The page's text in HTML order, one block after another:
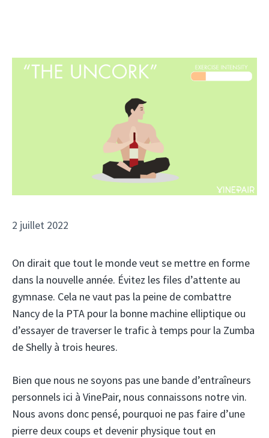
2 juillet 2022
On dirait que tout le monde veut se mettre en forme
dans la nouvelle année. Évitez les files d’attente au
gymnase. Cela ne vaut pas la peine de combattre
Nancy de la PTA pour la bonne machine elliptique ou
d’essayer de traverser le trafic à temps pour la Zumba
de Shelly à trois heures.
Bien que nous ne soyons pas une bande d’entraîneurs
personnels ici à VinePair, nous connaissons notre vin.
Nous avons donc pensé, pourquoi ne pas faire d’une
pierre deux coups et devenir physique tout en